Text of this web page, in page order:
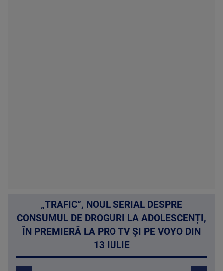
„TRAFIC”, NOUL SERIAL DESPRE
CONSUMUL DE DROGURI LA ADOLESCENȚI,
ÎN PREMIERĂ LA PRO TV ȘI PE VOYO DIN
13 IULIE